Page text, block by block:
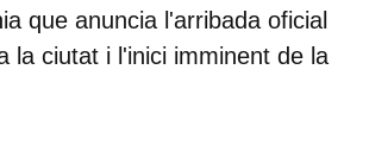
que anuncia l'arribada oficial
la ciutat i l'inici imminent de la